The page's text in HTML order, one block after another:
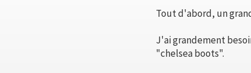
Tout d'abord, un
J'ai grandement
"chelsea boots".